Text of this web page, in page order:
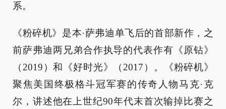
系。
《粉碎机》是本·萨弗迪单飞后的首部新作，之
前萨弗迪两兄弟合作执导的代表作有《原钻》
（2019）和《好时光》（2017）。《粉碎机》
聚焦美国终极格斗冠军赛的传奇人物马克·克
尔，讲述他在上世纪90年代末首次输掉比赛之